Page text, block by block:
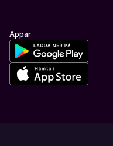
Appar